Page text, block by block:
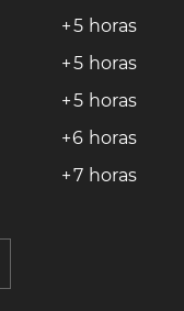
+5 horas
+5 horas
+5 horas
+6 horas
+7 horas